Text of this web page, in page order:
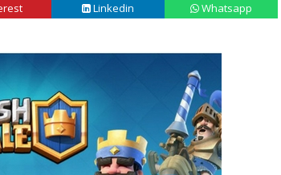
Linkedin Whatsapp